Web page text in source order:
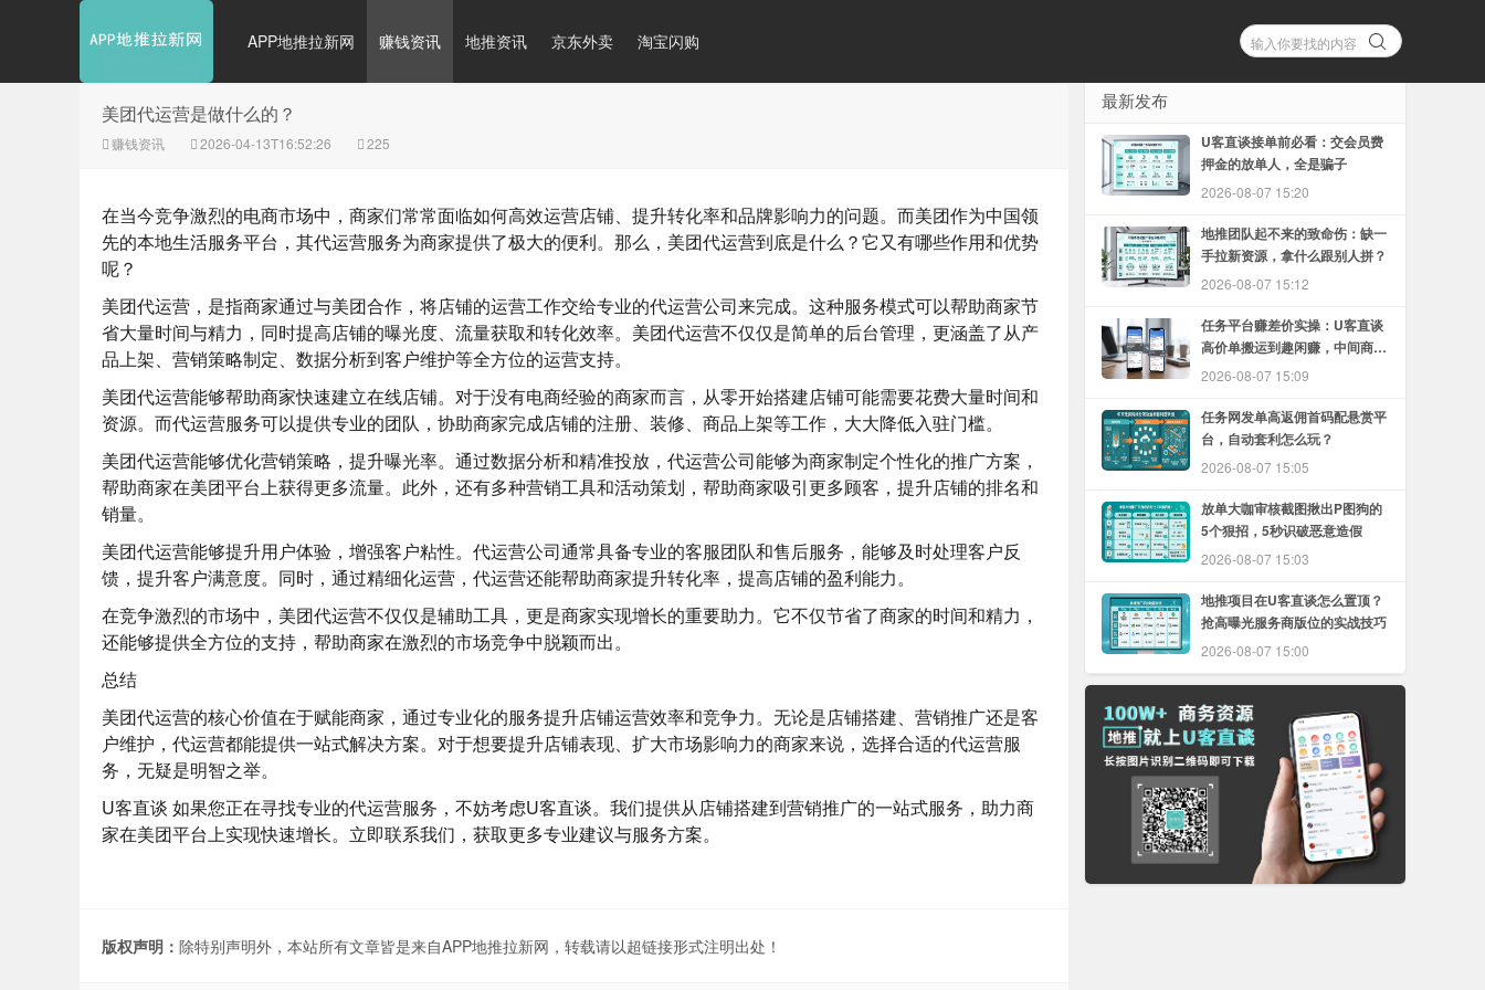
APP地推拉新网 赚钱资讯 地推资讯 京东外卖 淘宝闪购
美团代运营是做什么的？
赚钱资讯 2026-04-13T16:52:26 225
在当今竞争激烈的电商市场中，商家们常常面临如何高效运营店铺、提升转化率和品牌影响力的问题。而美团作为中国领
先的本地生活服务平台，其代运营服务为商家提供了极大的便利。那么，美团代运营到底是什么？它又有哪些作用和优势
呢？
美团代运营，是指商家通过与美团合作，将店铺的运营工作交给专业的代运营公司来完成。这种服务模式可以帮助商家节
省大量时间与精力，同时提高店铺的曝光度、流量获取和转化效率。美团代运营不仅仅是简单的后台管理，更涵盖了从产
品上架、营销策略制定、数据分析到客户维护等全方位的运营支持。
美团代运营能够帮助商家快速建立在线店铺。对于没有电商经验的商家而言，从零开始搭建店铺可能需要花费大量时间和
资源。而代运营服务可以提供专业的团队，协助商家完成店铺的注册、装修、商品上架等工作，大大降低入驻门槛。
美团代运营能够优化营销策略，提升曝光率。通过数据分析和精准投放，代运营公司能够为商家制定个性化的推广方案，
帮助商家在美团平台上获得更多流量。此外，还有多种营销工具和活动策划，帮助商家吸引更多顾客，提升店铺的排名和
销量。
美团代运营能够提升用户体验，增强客户粘性。代运营公司通常具备专业的客服团队和售后服务，能够及时处理客户反
馈，提升客户满意度。同时，通过精细化运营，代运营还能帮助商家提升转化率，提高店铺的盈利能力。
在竞争激烈的市场中，美团代运营不仅仅是辅助工具，更是商家实现增长的重要助力。它不仅节省了商家的时间和精力，
还能够提供全方位的支持，帮助商家在激烈的市场竞争中脱颖而出。
总结
美团代运营的核心价值在于赋能商家，通过专业化的服务提升店铺运营效率和竞争力。无论是店铺搭建、营销推广还是客
户维护，代运营都能提供一站式解决方案。对于想要提升店铺表现、扩大市场影响力的商家来说，选择合适的代运营服
务，无疑是明智之举。
U客直谈 如果您正在寻找专业的代运营服务，不妨考虑U客直谈。我们提供从店铺搭建到营销推广的一站式服务，助力商
家在美团平台上实现快速增长。立即联系我们，获取更多专业建议与服务方案。
版权声明： 除特别声明外，本站所有文章皆是来自APP地推拉新网，转载请以超链接形式注明出处！
最新发布
U客直谈接单前必看：交会员费
押金的放单人，全是骗子
2026-08-07 15:20
地推团队起不来的致命伤：缺一
手拉新资源，拿什么跟别人拼？
2026-08-07 15:12
任务平台赚差价实操：U客直谈
高价单搬运到趣闲赚，中间商怎
么赚
2026-08-07 15:09
任务网发单高返佣首码配悬赏平
台，自动套利怎么玩？
2026-08-07 15:05
放单大咖审核截图揪出P图狗的
5个狠招，5秒识破恶意造假
2026-08-07 15:03
地推项目在U客直谈怎么置顶？
抢高曝光服务商版位的实战技巧
2026-08-07 15:00